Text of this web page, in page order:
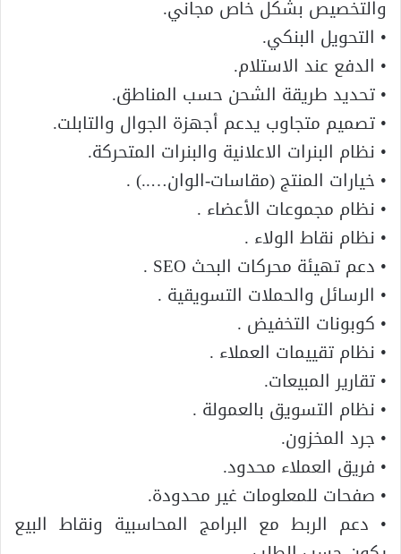
والتخصيص بشكل خاص مجاني.
• التحويل البنكي.
• الدفع عند الاستلام.
• تحديد طريقة الشحن حسب المناطق.
• تصميم متجاوب يدعم أجهزة الجوال والتابلت.
• نظام البنرات الاعلانية والبنرات المتحركة.
• خيارات المنتج (مقاسات-الوان…..) .
• نظام مجموعات الأعضاء .
• نظام نقاط الولاء .
• دعم تهيئة محركات البحث SEO .
• الرسائل والحملات التسويقية .
• كوبونات التخفيض .
• نظام تقييمات العملاء .
• تقارير المبيعات.
• نظام التسويق بالعمولة .
• جرد المخزون.
• فريق العملاء محدود.
• صفحات للمعلومات غير محدودة.
• دعم الربط مع البرامج المحاسبية ونقاط البيع